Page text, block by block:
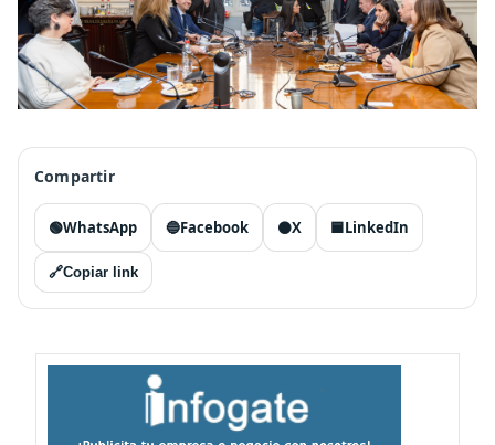
Compartir
🟢WhatsApp 🔵Facebook ⚫X 🟦LinkedIn
🔗Copiar link